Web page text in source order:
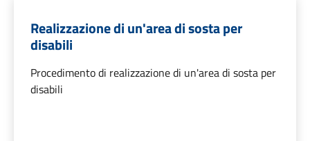
Realizzazione di un'area di sosta per
disabili
Procedimento di realizzazione di un'area di sosta per
disabili